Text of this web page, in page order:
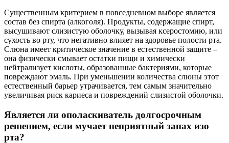
Существенным критерием в повседневном выборе является
состав без спирта (алкоголя). Продукты, содержащие спирт,
высушивают слизистую оболочку, вызывая ксеростомию, или
сухость во рту, что негативно влияет на здоровье полости рта.
Слюна имеет критическое значение в естественной защите –
она физически смывает остатки пищи и химически
нейтрализует кислоты, образованные бактериями, которые
повреждают эмаль. При уменьшении количества слюны этот
естественный барьер утрачивается, тем самым значительно
увеличивая риск кариеса и повреждений слизистой оболочки.
Является ли ополаскиватель долгосрочным
решением, если мучает неприятный запах изо
рта?